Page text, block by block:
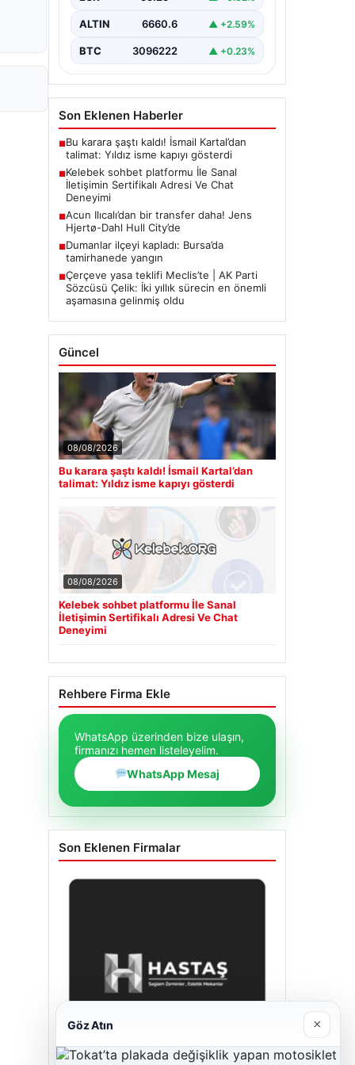
bir şekilde bağlantı sağlaması kritik
birçok…
ALTIN 6660.6 ▲ +2.59%
BTC 3096222 ▲ +0.23%
Son Eklenen Haberler
■Bu karara şaştı kaldı! İsmail Kartal’dan
talimat: Yıldız isme kapıyı gösterdi
■Kelebek sohbet platformu İle Sanal
İletişimin Sertifikalı Adresi Ve Chat
Deneyimi
■Acun Ilıcalı’dan bir transfer daha! Jens
Hjertø-Dahl Hull City’de
■Dumanlar ilçeyi kapladı: Bursa’da
tamirhanede yangın
■Çerçeve yasa teklifi Meclis’te | AK Parti
Sözcüsü Çelik: İki yıllık sürecin en önemli
aşamasına gelinmiş oldu
Güncel
08/08/2026
Bu karara şaştı kaldı! İsmail Kartal’dan
talimat: Yıldız isme kapıyı gösterdi
08/08/2026
Kelebek sohbet platformu İle Sanal
İletişimin Sertifikalı Adresi Ve Chat
Deneyimi
Rehbere Firma Ekle
WhatsApp üzerinden bize ulaşın,
firmanızı hemen listeleyelim.
WhatsApp Mesaj
Son Eklenen Firmalar
Göz Atın ×